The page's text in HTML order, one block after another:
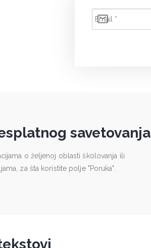
savetovanja
o željenoj oblasti školovanja ili
za šta koristite polje "Poruka".